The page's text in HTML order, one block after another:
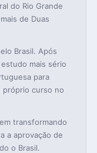
do Rio Grande
de Duas
Brasil. Após
mais sério
para
próprio curso no
transformando
a aprovação de
o Brasil.